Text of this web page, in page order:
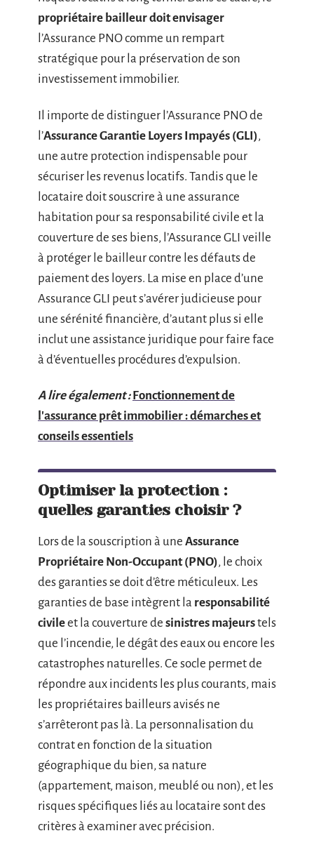
propriétaire bailleur doit envisager
l’Assurance PNO comme un rempart
stratégique pour la préservation de son
investissement immobilier.
Il importe de distinguer l’Assurance PNO de
l’Assurance Garantie Loyers Impayés (GLI),
une autre protection indispensable pour
sécuriser les revenus locatifs. Tandis que le
locataire doit souscrire à une assurance
habitation pour sa responsabilité civile et la
couverture de ses biens, l’Assurance GLI veille
à protéger le bailleur contre les défauts de
paiement des loyers. La mise en place d’une
Assurance GLI peut s’avérer judicieuse pour
une sérénité financière, d’autant plus si elle
inclut une assistance juridique pour faire face
à d’éventuelles procédures d’expulsion.
A lire également : Fonctionnement de
l'assurance prêt immobilier : démarches et
conseils essentiels
Optimiser la protection :
quelles garanties choisir ?
Lors de la souscription à une Assurance
Propriétaire Non-Occupant (PNO), le choix
des garanties se doit d’être méticuleux. Les
garanties de base intègrent la responsabilité
civileet la couverture de sinistres majeurstels
que l’incendie, le dégât des eaux ou encore les
catastrophes naturelles. Ce socle permet de
répondre aux incidents les plus courants, mais
les propriétaires bailleurs avisés ne
s’arrêteront pas là. La personnalisation du
contrat en fonction de la situation
géographique du bien, sa nature
(appartement, maison, meublé ou non), et les
risques spécifiques liés au locataire sont des
critères à examiner avec précision.